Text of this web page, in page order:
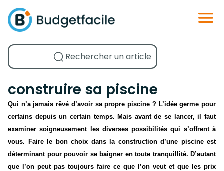
construire sa piscine
Qui n’a jamais rêvé d’avoir sa propre piscine ? L’idée germe pour
certains depuis un certain temps. Mais avant de se lancer, il faut
examiner soigneusement les diverses possibilités qui s’offrent à
vous. Faire le bon choix dans la construction d’une piscine est
déterminant pour pouvoir se baigner en toute tranquillité. D’autant
que l’on peut pas toujours faire ce que l’on veut et que les prix